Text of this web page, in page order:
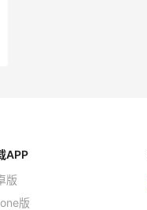
APP
版
版